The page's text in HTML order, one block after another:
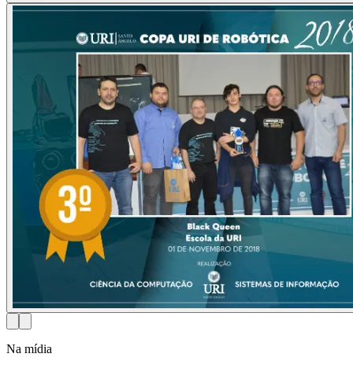
Na mídia